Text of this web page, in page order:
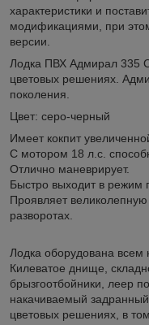
характеристики и
модификациями, при
версии.
Лодка ПВХ Адмирал 335
цветовых решениях.
поколения.
Цвет: серо-черный
Имеет кокпит
С мотором 18 л.с.
Отлично маневрирует.
Быстро выходит в режим
Проявляет
разворотах.
Лодка оборудована
Килеватое днище,
брызгоотбойники, леер
накачиваемый
цветовых решениях, в